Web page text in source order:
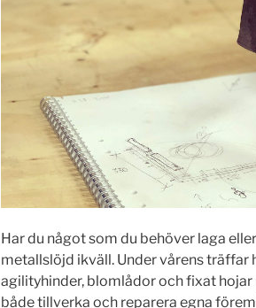
Har du något som du behöver laga
metallslöjd ikväll. Under vårens
agilityhinder, blomlådor och fixat hojar
både tillverka och reparera egna